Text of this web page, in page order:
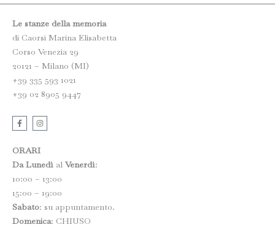
Le stanze della memoria
di Caorsi Marina Elisabetta
Corso Venezia 29
20121 – Milano (MI)
+39 335 593 1021
+39 02 8905 9447
F
a
c
b
o
o
k
-
I
n
s
a
g
r
a
m
ORARI
Da Lunedì al Venerdì:
10:00 – 13:00
15:00 – 19:00
Sabato: su appuntamento.
Domenica: CHIUSO